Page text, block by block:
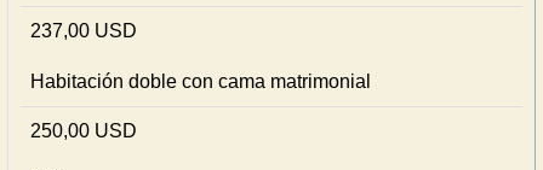
237,00 USD
Habitación doble con cama matrimonial
250,00 USD